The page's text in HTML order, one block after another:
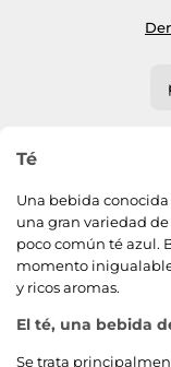
Té
Una bebida
una gran variedad de
poco común té azul.
momento
y ricos aromas.
El té, una bebida
Se trata